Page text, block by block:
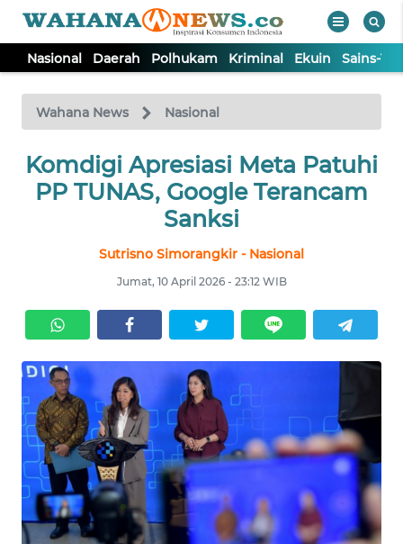
Nasional Daerah Polhukam Kriminal Ekuin Sains-
Wahana News Nasional
Komdigi Apresiasi Meta Patuhi
PP TUNAS, Google Terancam
Sanksi
Sutrisno Simorangkir - Nasional
Jumat, 10 April 2026 - 23:12 WIB
TV
Tutup
NASIONAL
KRIMINAL
EKUIN
SAINS-TEKNO
KESEHATAN
INTERNASIONAL